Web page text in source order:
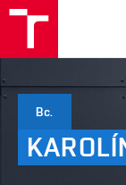
Bc.